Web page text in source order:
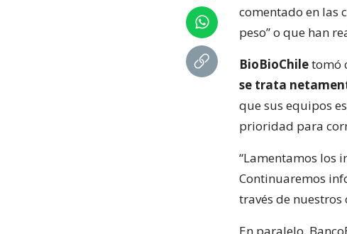
comentado en las
peso” o que han
BioBioChiletomó
se trata
que sus equipos
prioridad para
“Lamentamos los
Continuaremos
través de nuestros
En paralelo,